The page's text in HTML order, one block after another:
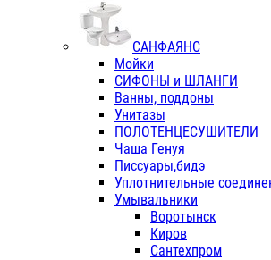
САНФАЯНС
Мойки
СИФОНЫ и ШЛАНГИ
Ванны, поддоны
Унитазы
ПОЛОТЕНЦЕСУШИТЕЛИ
Чаша Генуя
Писсуары,бидэ
Уплотнительные
Умывальники
Воротынск
Киров
Сантехпром